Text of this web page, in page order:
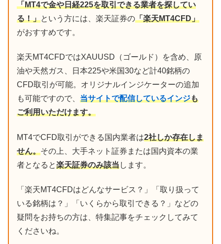
「MT4で金や日経225を取引できる業者を探してい
る！」という方には、楽天証券の「楽天MT4CFD」
がおすすめです。
楽天MT4CFDではXAUUSD（ゴールド）を含め、原
油や天然ガス、日本225や米国30など計40銘柄の
CFD取引が可能。オリジナルインジケーターの追加
も可能ですので、 当サイトで配信しているインジも
ご利用いただけます。
MT4でCFD取引ができる国内業者は2社しか存在しま
せん。その上、大手ネット証券または国内資本の業
者となると楽天証券のみ該当します。
「楽天MT4CFDはどんなサービス？」「取り扱って
いる銘柄は？」「いくらから取引できる？」などの
疑問をお持ちの方は、特集記事をチェックしてみて
くださいね。